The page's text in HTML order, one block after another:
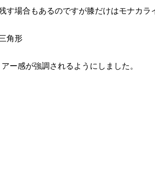
場合もあるのですが膝だけはモナカラ
角形
ー感が強調されるようにしました。